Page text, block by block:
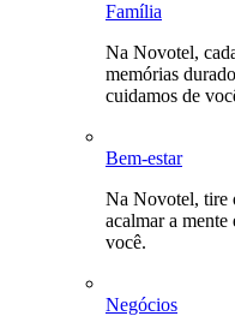
Família
Na Novotel,
memórias
cuidamos de
Bem-estar
Na Novotel, tire
acalmar a mente
você.
Negócios